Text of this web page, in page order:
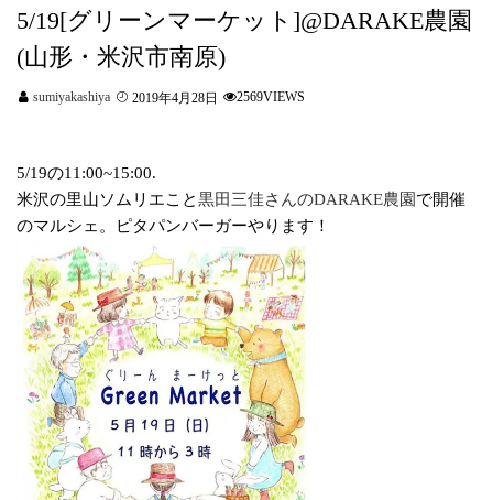
5/19[グリーンマーケット]@DARAKE農園
(山形・米沢市南原)
sumiyakashiya 2019年4月28日 2569VIEWS
5/19の11:00~15:00.
米沢の里山ソムリエこと黒田三佳さんのDARAKE農園 で開催
のマルシェ。ピタパンバーガーやります！